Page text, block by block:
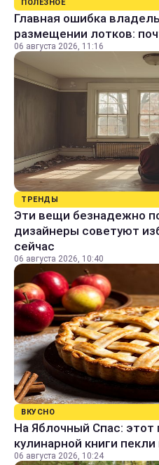
ПОЛЕЗНОЕ
Главная ошибка
размещении лотков:
06 августа 2026, 11:16
ТРЕНДЫ
Эти вещи безнадежно
дизайнеры советуют
сейчас
06 августа 2026, 10:40
ВКУСНО
На Яблочный Спас: этот
кулинарной книги
06 августа 2026, 10:24